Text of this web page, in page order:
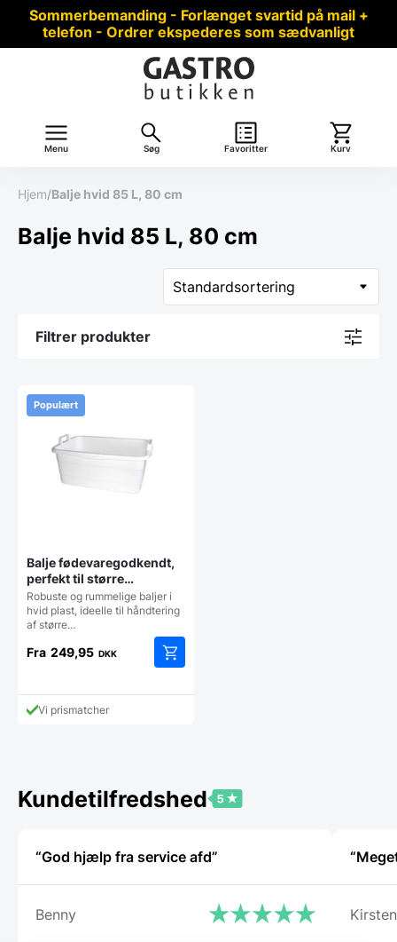
Sommerbemanding - Forlænget svartid på mail +
telefon - Ordrer ekspederes som sædvanligt
Menu Søg Favoritter Kurv
Hjem/Balje hvid 85 L, 80 cm
Balje hvid 85 L, 80 cm
Filtrer produkter
Populært
Balje fødevaregodkendt,
perfekt til større
portioner, flere varianter
Robuste og rummelige baljer i
hvid plast, ideelle til håndtering
af større…
Fra 249,95 DKK
vare
vælges
på
Vi prismatcher
Kundetilfredshed
“God hjælp fra service afd”
Benny Kirsten